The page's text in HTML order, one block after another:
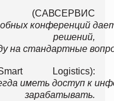
(САВСЕРВИС
конференций
решений,
на стандартные
Logistics):
иметь доступ к
зарабатывать.